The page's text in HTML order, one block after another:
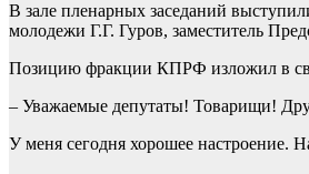
В зале пленарных заседаний
молодежи Г.Г. Гуров, заместитель
Позицию фракции КПРФ изложил в
– Уважаемые депутаты! Товарищи!
У меня сегодня хорошее настроение.